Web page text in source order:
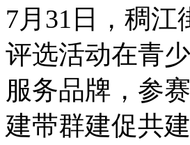
7月31日，稠江
评选活动在青
服务品牌，参
建带群建促共